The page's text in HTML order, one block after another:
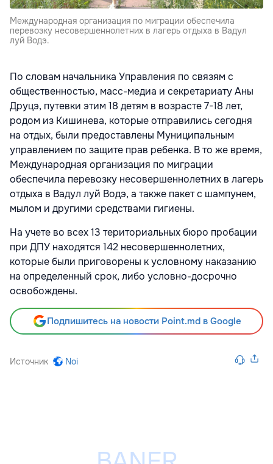
Международная организация по миграции обеспечила
перевозку несовершеннолетних в лагерь отдыха в Вадул
луй Водэ.
По словам начальника Управления по связям с
общественностью, масс-медиа и секретариату Аны
Друцэ, путевки этим 18 детям в возрасте 7-18 лет,
родом из Кишинева, которые отправились сегодня
на отдых, были предоставлены Муниципальным
управлением по защите прав ребенка. В то же время,
Международная организация по миграции
обеспечила перевозку несовершеннолетних в лагерь
отдыха в Вадул луй Водэ, а также пакет с шампунем,
мылом и другими средствами гигиены.
На учете во всех 13 териториальных бюро пробации
при ДПУ находятся 142 несовершеннолетних,
которые были приговорены к условному наказанию
на определенный срок, либо условно-досрочно
освобождены.
Подпишитесь на новости Point.md в Google
Источник Noi